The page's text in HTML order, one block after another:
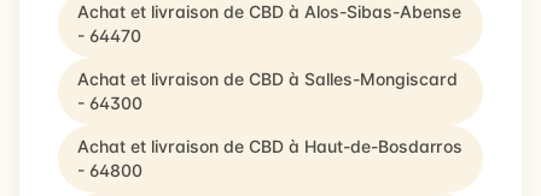
Achat et livraison de CBD à Alos-Sibas-Abense
- 64470
Achat et livraison de CBD à Salles-Mongiscard
- 64300
Achat et livraison de CBD à Haut-de-Bosdarros
- 64800